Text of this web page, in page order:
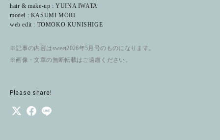
hair & make-up : YUINA IWATA
model : KASUMI MORI
web edit : TOMOKO KUNISHIGE
※記事の内容はsweet2026年5月号のものになります。
※画像・文章の無断転載はご遠慮ください。
Please share!